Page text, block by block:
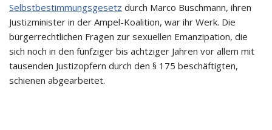
Selbstbestimmungsgesetz durch Marco Buschmann, ihren
Justizminister in der Ampel-Koalition, war ihr Werk. Die
bürgerrechtlichen Fragen zur sexuellen Emanzipation, die
sich noch in den fünfziger bis achtziger Jahren vor allem mit
tausenden Justizopfern durch den § 175 beschäftigten,
schienen abgearbeitet.